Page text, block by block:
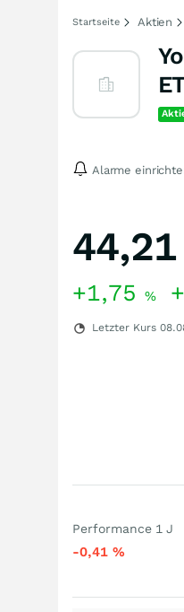
Startseite Aktien
Alarme
44,21
+1,75 %
Letzter Kurs
Performance 1 J
-0,41 %